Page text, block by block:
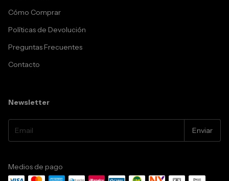
Cómo Comprar
Políticas de Devolución
Preguntas Frecuentes
Contacto
Newsletter
Medios de pago